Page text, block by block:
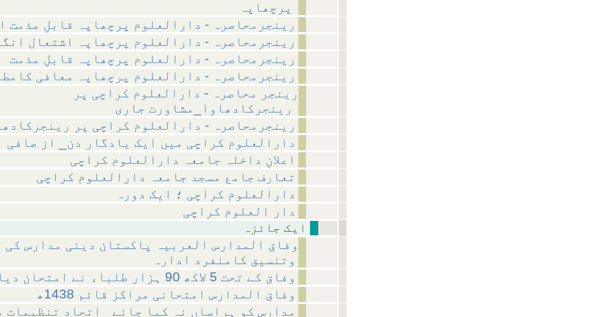
رینجرمحاصرہ - دارالعلوم پرچھاپہ قابلِ مذمت
رینجرمحاصرہ - دارالعلوم پرچھاپہ اشتعال
رینجرمحاصرہ - دارالعلوم پرچھاپہ قابلِ مذمت
رینجرمحاصرہ - دارالعلوم پرچھاپہ معافی
رینجر محاصرہ - دارالعلوم کراچی پر
رینجرمحاصرہ - دارالعلوم کراچی پر
دارالعلوم کراچی میں ایک یادگار دن_ از صافی
اعلانِ داخلہ جامعہ دارالعلوم کراچی
تعارف جامع مسجد جامعہ دارالعلوم کراچی
دارالعلوم کراچی ؛ ایک دورہ
دار العلوم کراچی
وفاق المدارس العربیہ پاکستان دینی مدارس کی
وتنسیق کامنفرد ادارہ
وفاق کے تحت 5 لاکھ 90 ہزار طلباء نے امتحان دیا
وفاق المدارس امتحانی مراکز قائم 1438ھ
مدارس کو ہراساں نہ کیا جائے_ اتحاد تنظیمات